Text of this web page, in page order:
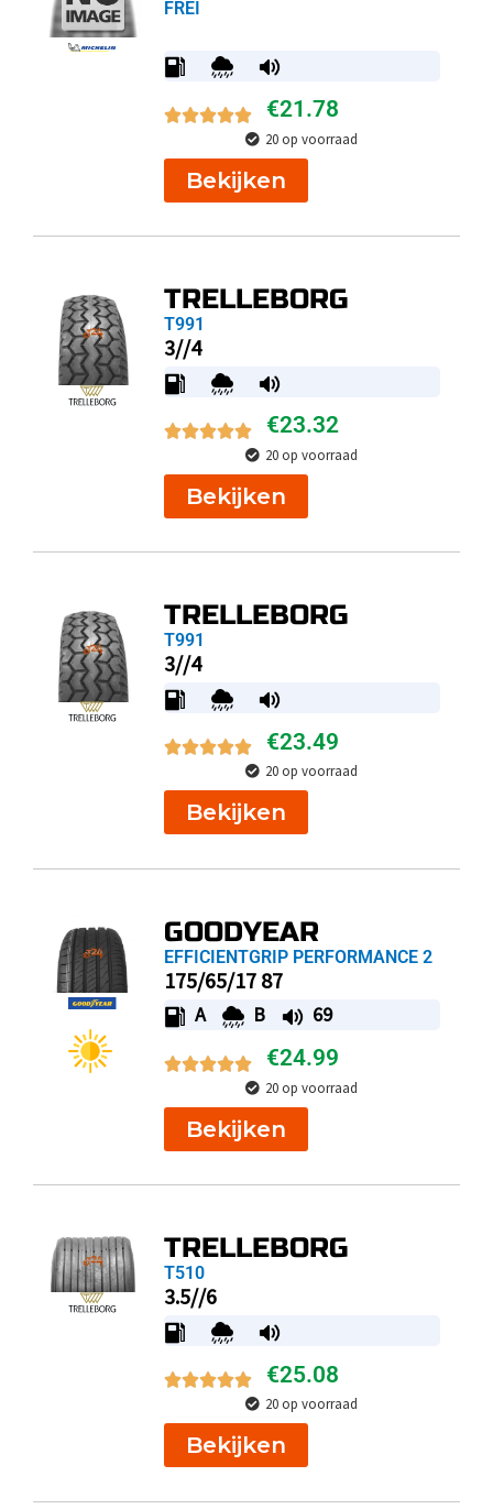
FREI
€21.78
20 op voorraad
Bekijken
TRELLEBORG
T991
3//4
€23.32
20 op voorraad
Bekijken
TRELLEBORG
T991
3//4
€23.49
20 op voorraad
Bekijken
GOODYEAR
EFFICIENTGRIP PERFORMANCE 2
175/65/17 87
A B 69
€24.99
20 op voorraad
Bekijken
TRELLEBORG
T510
3.5//6
€25.08
20 op voorraad
Bekijken